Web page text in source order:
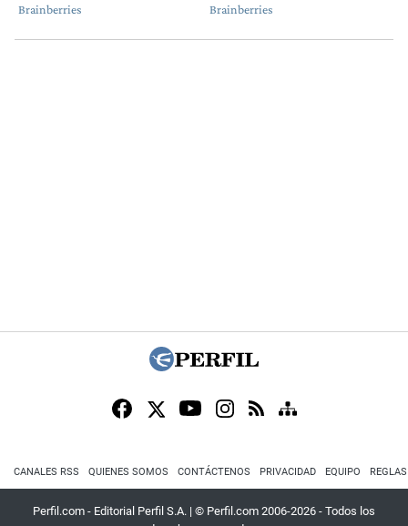
CANALES RSS QUIENES SOMOS CONTÁCTENOS PRIVACIDAD EQUIPO
Perfil.com - Editorial Perfil S.A. | © Perfil.com 2006-2026 - Todos los